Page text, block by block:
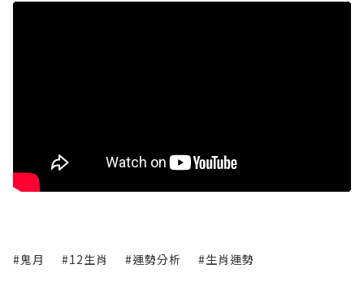
#鬼月 #12生肖 #運勢分析 #生肖運勢